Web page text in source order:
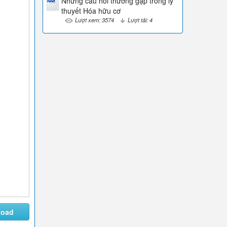
thuyết Hóa hữu cơ
Lượt xem: 3574 Lượt tải: 4